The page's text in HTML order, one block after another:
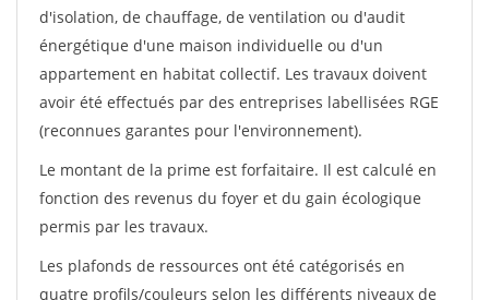
d'isolation, de chauffage, de ventilation ou d'audit
énergétique d'une maison individuelle ou d'un
appartement en habitat collectif. Les travaux doivent
avoir été effectués par des entreprises labellisées RGE
(reconnues garantes pour l'environnement).
Le montant de la prime est forfaitaire. Il est calculé en
fonction des revenus du foyer et du gain écologique
permis par les travaux.
Les plafonds de ressources ont été catégorisés en
quatre profils/couleurs selon les différents niveaux de